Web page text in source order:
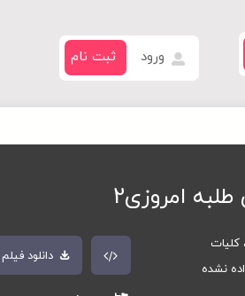
ورود ثبت نام
امروزی2
کلیات
نشده
دانلود فیلم